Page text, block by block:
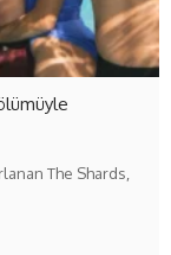
The Shards,